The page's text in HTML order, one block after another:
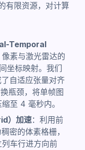
有限资源，对计算
Temporal
素与激光雷达的
坐标映射。我们
自适应张量对齐
瓶颈，将单帧图
至 4 毫秒内。
）加速：利用前
密的体素格栅，
车行进方向前